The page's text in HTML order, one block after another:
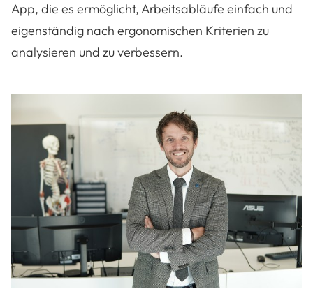
App, die es ermöglicht, Arbeitsabläufe einfach und
eigenständig nach ergonomischen Kriterien zu
analysieren und zu verbessern.